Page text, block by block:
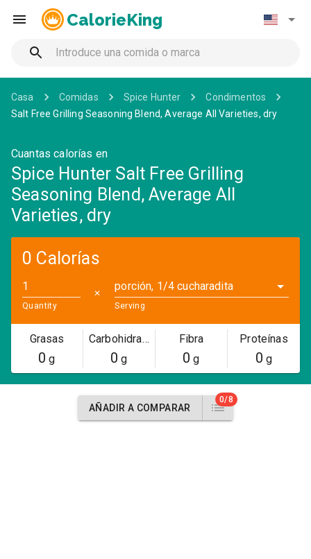
CalorieKing
Casa Comidas Spice Hunter
Condimentos
Salt Free Grilling Seasoning Blend, Average All Varieties, dry
Cuantas calorías en
Spice Hunter Salt Free Grilling
Seasoning Blend, Average All
Varieties, dry
0 Calorías
Quantity
✕
porción, 1/4 cucharadita
Serving
Grasas
0 g
Carbohidratos
0 g
Fibra
0 g
Proteínas
0 g
AÑADIR A COMPARAR
0/8